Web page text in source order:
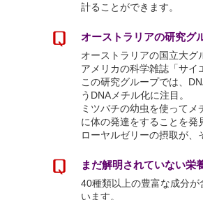
計ることができます。
オーストラリアの研究グ
オーストラリアの国立大グ
アメリカの科学雑誌「サイ
この研究グループでは、
うDNAメチル化に注目。
ミツバチの幼虫を使って
に体の発達をすることを発
ローヤルゼリーの摂取が、
まだ解明されていない栄
40種類以上の豊富な成分
います。